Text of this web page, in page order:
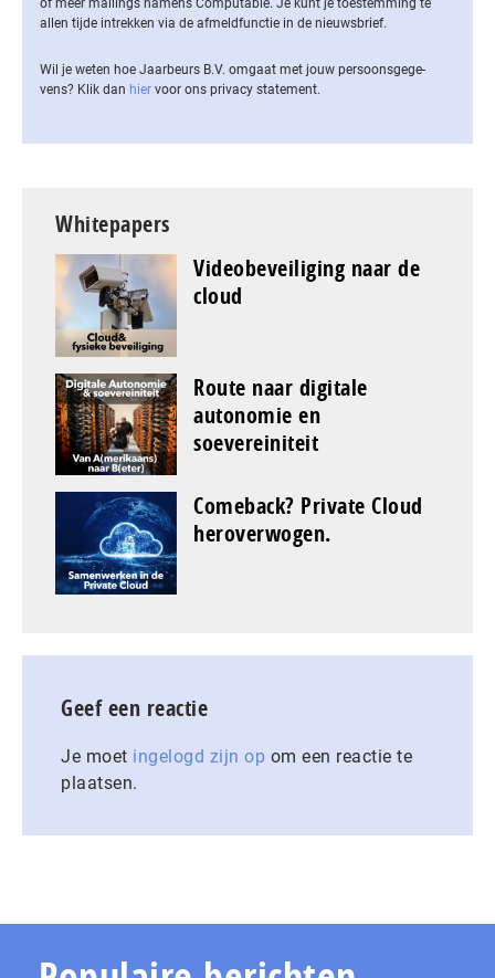
of meer mailings namens Computable. Je kunt je toestemming te
allen tijde intrekken via de af­meld­func­tie in de nieuwsbrief.
Wil je weten hoe Jaarbeurs B.V. omgaat met jouw per­soons­ge­ge­
vens? Klik dan hier voor ons privacy statement.
Whitepapers
Videobeveiliging naar de
cloud
Route naar digitale
autonomie en
soevereiniteit
Comeback? Private Cloud
heroverwogen.
Geef een reactie
Je moet ingelogd zijn op om een reactie te
plaatsen.